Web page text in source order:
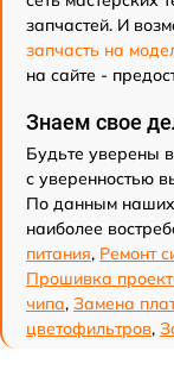
запчастей. И
запчасть на
на сайте -
Знаем свое
Будьте уверены
с уверенностью
По данным наших
наиболее
питания, Ремонт
Прошивка
чипа, Замена
цветофильтров,